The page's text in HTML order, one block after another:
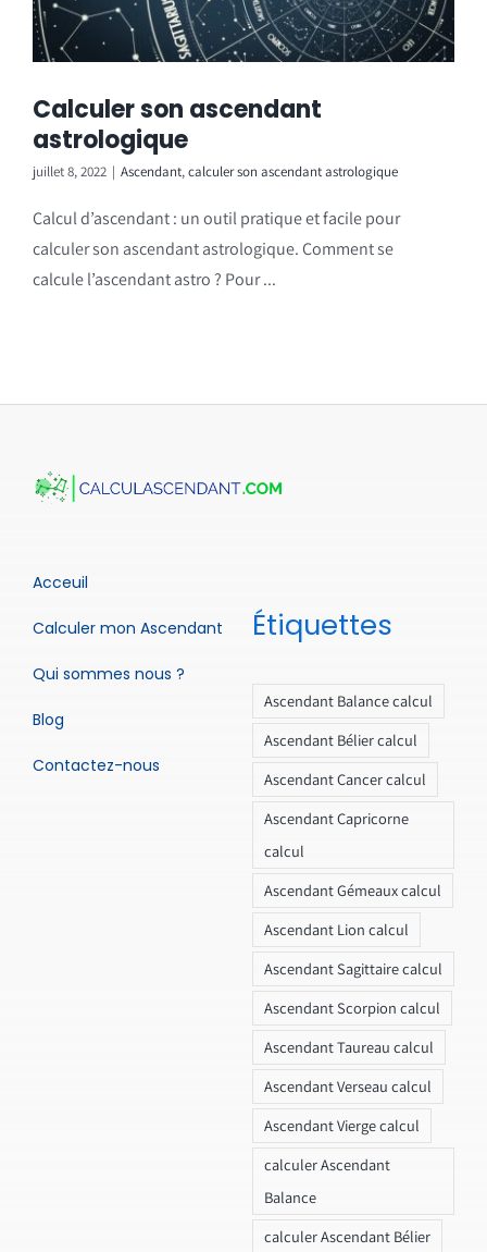
Calculer son ascendant
astrologique
juillet 8, 2022 | Ascendant,calculer son ascendant astrologique
Calcul d’ascendant : un outil pratique et facile pour
calculer son ascendant astrologique. Comment se
calcule l’ascendant astro ? Pour ...
Acceuil
Calculer mon Ascendant
Qui sommes nous ?
Blog
Contactez-nous
Étiquettes
Ascendant Balance calcul
Ascendant Bélier calcul
Ascendant Cancer calcul
Ascendant Capricorne
calcul
Ascendant Gémeaux calcul
Ascendant Lion calcul
Ascendant Sagittaire calcul
Ascendant Scorpion calcul
Ascendant Taureau calcul
Ascendant Verseau calcul
Ascendant Vierge calcul
calculer Ascendant
Balance
calculer Ascendant Bélier